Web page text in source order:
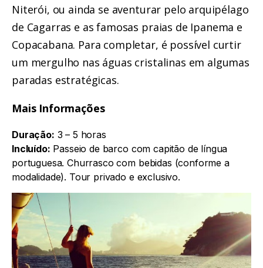
Niterói, ou ainda se aventurar pelo arquipélago
de Cagarras e as famosas praias de Ipanema e
Copacabana. Para completar, é possível curtir
um mergulho nas águas cristalinas em algumas
paradas estratégicas.
Mais Informações
Duração: 3 – 5 horas
Incluído: Passeio de barco com capitão de língua
portuguesa. Churrasco com bebidas (conforme a
modalidade). Tour privado e exclusivo.